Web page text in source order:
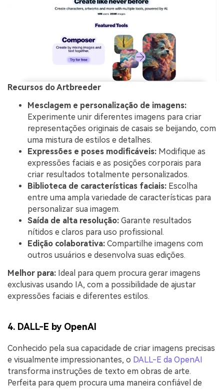
Recursos do Artbreeder
Mesclagem e personalização de imagens:
Experimente unir diferentes imagens para criar
representações originais de casais se beijando, com
uma mistura de estilos e detalhes.
Expressões e poses modificáveis: Modifique as
expressões faciais e as posições corporais para
criar resultados totalmente personalizados.
Biblioteca de características faciais: Escolha
entre uma ampla variedade de características para
personalizar sua imagem.
Saída de alta resolução: Garante resultados
nítidos e claros para uso profissional.
Edição colaborativa: Compartilhe imagens com
outros usuários e desenvolva suas edições.
Melhor para: Ideal para quem procura gerar imagens
exclusivas usando IA, com a possibilidade de ajustar
expressões faciais e diferentes estilos.
4. DALL-E by OpenAI
Conhecido pela sua capacidade de criar imagens precisas
e visualmente impressionantes, o DALL-E da OpenAI
transforma instruções de texto em obras de arte.
Perfeita para quem procura uma maneira confiável de